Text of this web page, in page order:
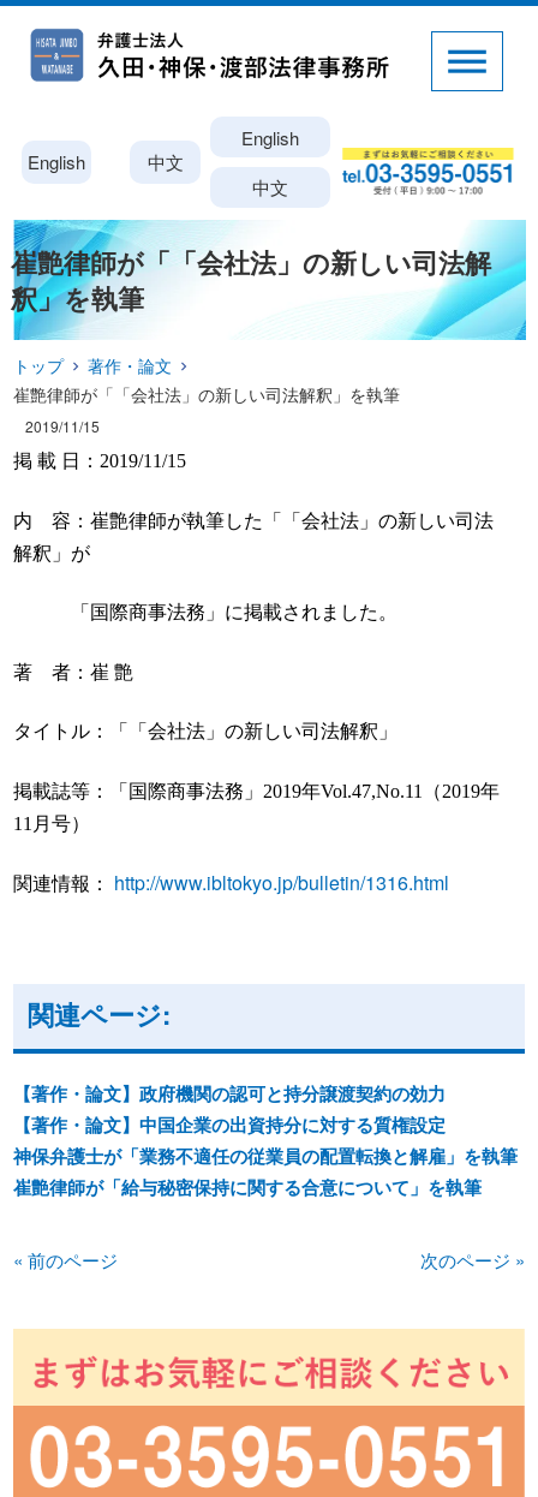
English 中文
English
中文
崔艶律師が「「会社法」の新しい司法解
釈」を執筆
トップ
著作・論文
崔艶律師が「「会社法」の新しい司法解釈」を執筆
2019/11/15
掲 載 日： 2019/11/15
内 容：崔艶律師が執筆した「「会社法」の新しい司法
解釈」が
「国際商事法務」に掲載されました。
著 者：崔 艶
タイトル：「「会社法」の新しい司法解釈」
掲載誌等：「国際商事法務」 2019年Vol.47,No.11 （2019年
11 月号）
関連情報： http://www.ibltokyo.jp/bulletin/1316.html
関連ページ:
【著作・論文】政府機関の認可と持分譲渡契約の効力
【著作・論文】中国企業の出資持分に対する質権設定
神保弁護士が「業務不適任の従業員の配置転換と解雇」を執筆
崔艶律師が「給与秘密保持に関する合意について」を執筆
« 前のページ 次のページ »